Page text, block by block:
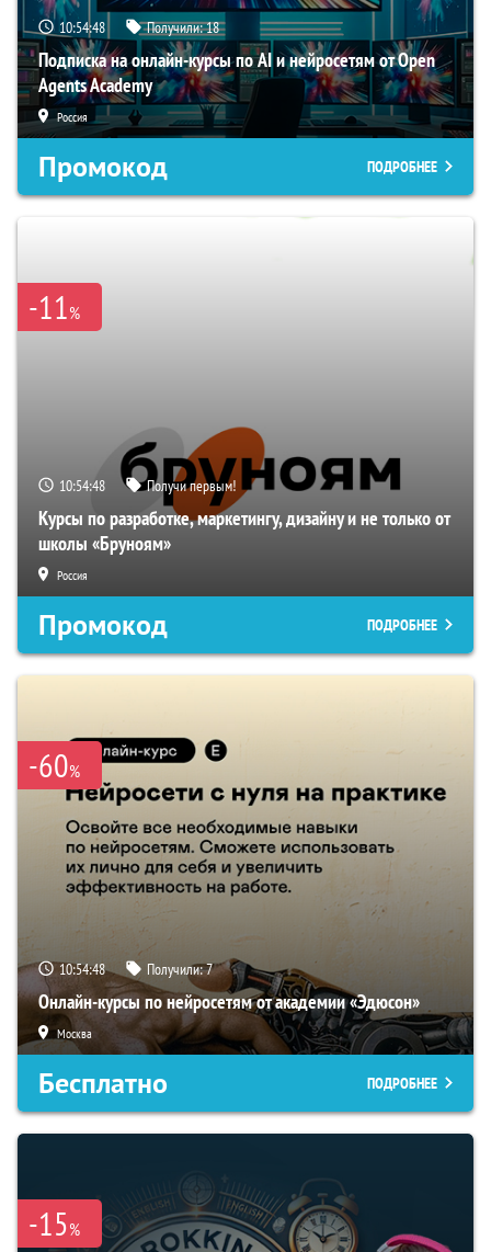
10:54:47 Получили:18
Подписка на онлайн-курсы по AI и нейросетям от Open
Agents Academy
Россия
Промокод ПОДРОБНЕЕ
-11%
10:54:47 Получи первым!
Курсы по разработке, маркетингу, дизайну и не только от
школы «Бруноям»
Россия
Промокод ПОДРОБНЕЕ
-60%
10:54:47 Получили:7
Онлайн-курсы по нейросетям от академии «Эдюсон»
Москва
Бесплатно ПОДРОБНЕЕ
-15%